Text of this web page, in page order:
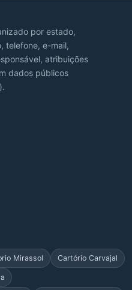
por estado,
telefone, e-mail,
atribuições
dados públicos
Mirassol Cartório Carvajal